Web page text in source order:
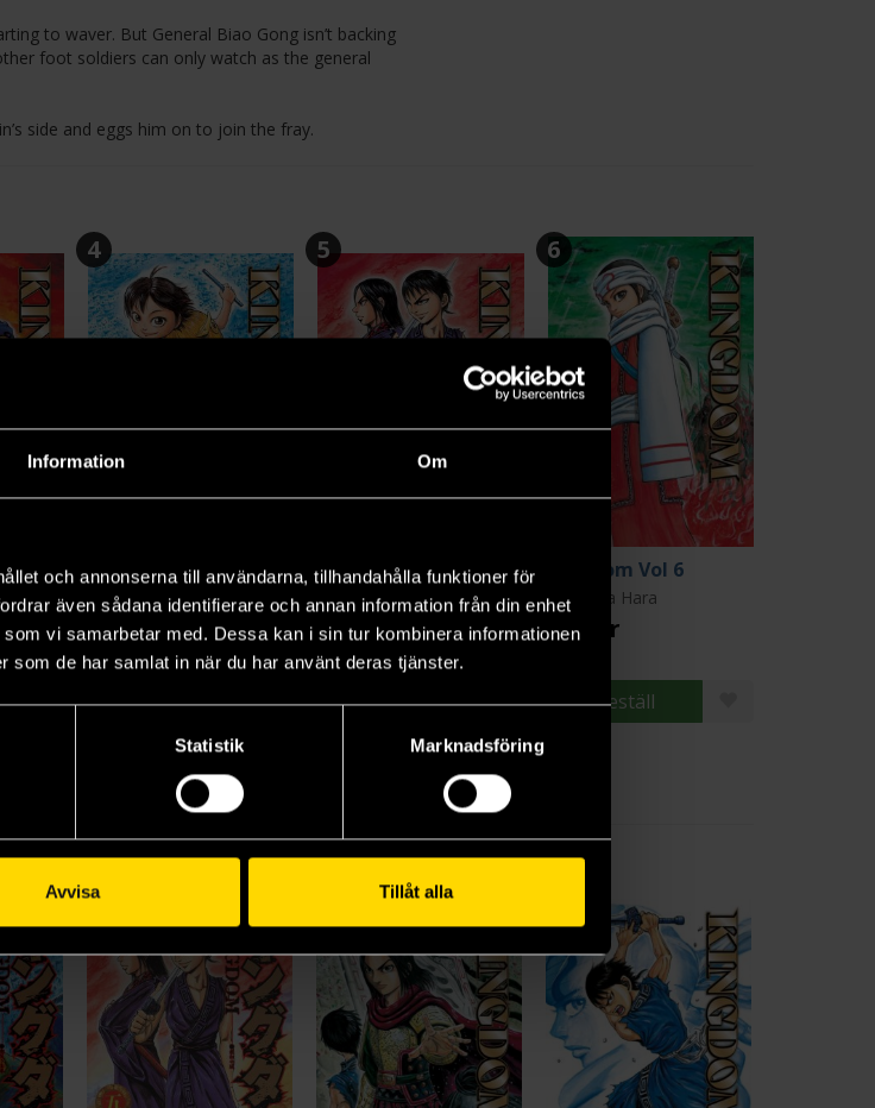
Information Om
och annonserna till användarna, tillhandahålla funktioner för
även sådana identifierare och annan information från din enhet
vi samarbetar med. Dessa kan i sin tur kombinera informationen
som de har samlat in när du har använt deras tjänster.
Statistik Marknadsföring
Avvisa Tillåt alla
to waver. But General Biao Gong isn’t backing
foot soldiers can only watch as the general
side and eggs him on to join the fray.
4
Kingdom Vol 4
Yasuhisa Hara
179 kr
Beställ
5
Kingdom Vol 5
Yasuhisa Hara
179 kr
Längre leveranstid
Beställ
6
Kingdom Vol 6
Yasuhisa Hara
179 kr
Beställ